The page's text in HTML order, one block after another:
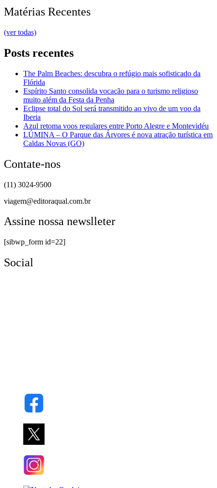
Matérias Recentes
(ver todas)
Posts recentes
The Palm Beaches: descubra o refúgio mais sofisticado da
Flórida
Espírito Santo consolida vocação para o turismo religioso
muito além da Festa da Penha
Eclipse total do Sol será transmitido ao vivo de um voo da
Iberia
Azul retoma voos regulares entre Porto Alegre e Montevidéu
LÚMINA – O Parque das Árvores é nova atração turística em
Caldas Novas (GO)
Contate-nos
(11) 3024-9500
viagem@editoraqual.com.br
Assine nossa newslleter
[sibwp_form id=22]
Social